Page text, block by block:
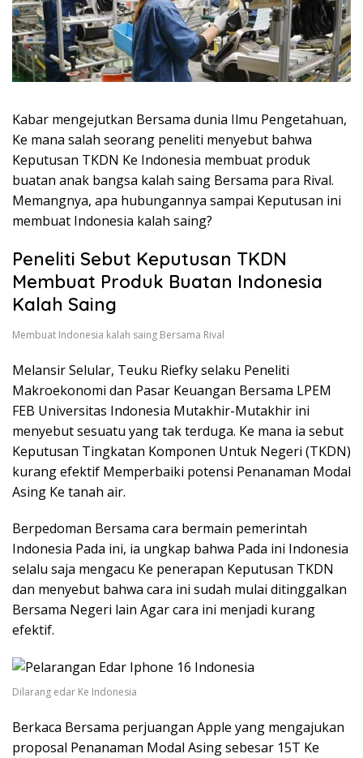
Kabar mengejutkan Bersama dunia Ilmu Pengetahuan,
Ke mana salah seorang peneliti menyebut bahwa
Keputusan TKDN Ke Indonesia membuat produk
buatan anak bangsa kalah saing Bersama para Rival.
Memangnya, apa hubungannya sampai Keputusan ini
membuat Indonesia kalah saing?
Peneliti Sebut Keputusan TKDN
Membuat Produk Buatan Indonesia
Kalah Saing
Membuat Indonesia kalah saing Bersama Rival
Melansir Selular, Teuku Riefky selaku Peneliti
Makroekonomi dan Pasar Keuangan Bersama LPEM
FEB Universitas Indonesia Mutakhir-Mutakhir ini
menyebut sesuatu yang tak terduga. Ke mana ia sebut
Keputusan Tingkatan Komponen Untuk Negeri (TKDN)
kurang efektif Memperbaiki potensi Penanaman Modal
Asing Ke tanah air.
Berpedoman Bersama cara bermain pemerintah
Indonesia Pada ini, ia ungkap bahwa Pada ini Indonesia
selalu saja mengacu Ke penerapan Keputusan TKDN
dan menyebut bahwa cara ini sudah mulai ditinggalkan
Bersama Negeri lain Agar cara ini menjadi kurang
efektif.
Dilarang edar Ke Indonesia
Berkaca Bersama perjuangan Apple yang mengajukan
proposal Penanaman Modal Asing sebesar 15T Ke